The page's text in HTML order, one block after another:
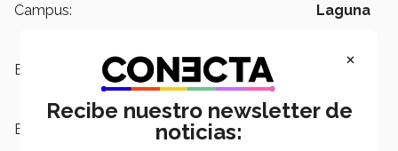
Campus: Laguna
Escuelas: PrepaTec
Etiquetas:
×
Recibe nuestro newsletter de
noticias: